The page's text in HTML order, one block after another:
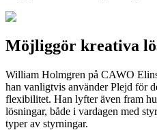
Möjliggör kreativa
William Holmgren på CAWO
han vanligtvis använder Plejd för
flexibilitet. Han lyfter även fram
lösningar, både i vardagen med
typer av styrningar.